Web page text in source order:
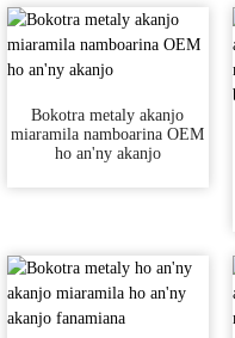
Bokotra metaly akanjo
miaramila namboarina OEM
ho an'ny akanjo